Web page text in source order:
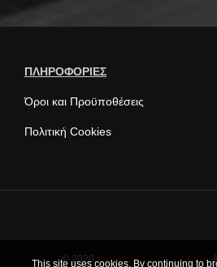
ΠΛΗΡΟΦΟΡΙΕΣ
Όροι και Προϋποθέσεις
Πολιτική Cookies
This site uses cookies. By continuing to
© 2020NIKI Rent a Car - Scooter.